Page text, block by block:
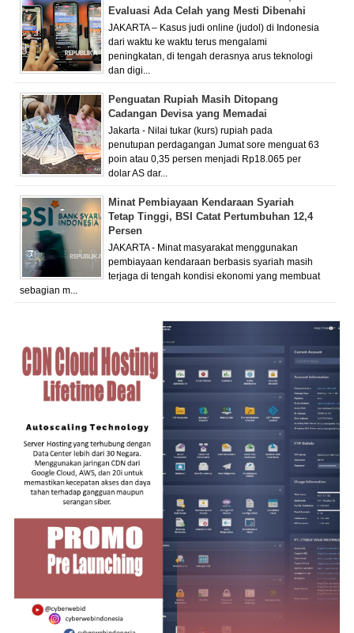
Evaluasi Ada Celah yang Mesti Dibenahi
JAKARTA – Kasus judi online (judol) di Indonesia
dari waktu ke waktu terus mengalami
peningkatan, di tengah derasnya arus teknologi
dan digi...
Penguatan Rupiah Masih Ditopang
Cadangan Devisa yang Memadai
Jakarta - Nilai tukar (kurs) rupiah pada
penutupan perdagangan Jumat sore menguat 63
poin atau 0,35 persen menjadi Rp18.065 per
dolar AS dar...
Minat Pembiayaan Kendaraan Syariah
Tetap Tinggi, BSI Catat Pertumbuhan 12,4
Persen
JAKARTA - Minat masyarakat menggunakan
pembiayaan kendaraan berbasis syariah masih
terjaga di tengah kondisi ekonomi yang membuat
sebagian m...